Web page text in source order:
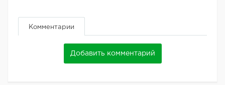
Комментарии
Добавить комментарий